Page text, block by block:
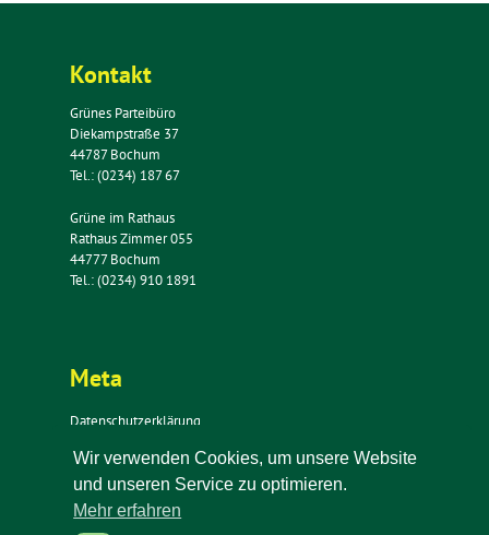
Kontakt
Grünes Parteibüro
Diekampstraße 37
44787 Bochum
Tel.: (0234) 187 67
Grüne im Rathaus
Rathaus Zimmer 055
44777 Bochum
Tel.: (0234) 910 1891
Meta
Datenschutzerklärung
Impressum
Kontakt
Newsletter
Wir verwenden Cookies, um unsere Website
und unseren Service zu optimieren.
Mehr erfahren